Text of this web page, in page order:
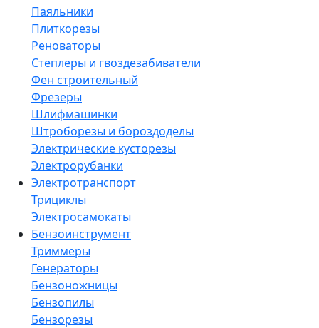
Паяльники
Плиткорезы
Реноваторы
Степлеры и гвоздезабиватели
Фен строительный
Фрезеры
Шлифмашинки
Штроборезы и бороздоделы
Электрические кусторезы
Электрорубанки
Электротранспорт
Трициклы
Электросамокаты
Бензоинструмент
Триммеры
Генераторы
Бензоножницы
Бензопилы
Бензорезы